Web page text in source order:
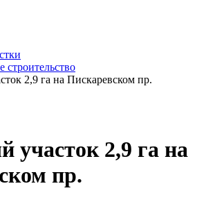
2,9 га на Пискаревском пр.
участок 2,9 га на
пр.